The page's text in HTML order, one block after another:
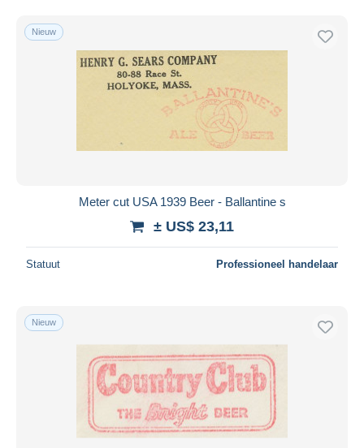
Nieuw
Meter cut USA 1939 Beer - Ballantine s
± US$ 23,11
Statuut Professioneel handelaar
Nieuw